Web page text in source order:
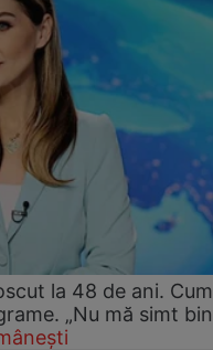
la 48 de ani. Cum
„Nu mă simt